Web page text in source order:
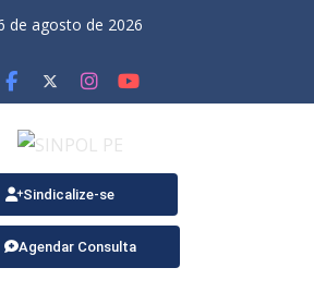
de agosto de 2026
Sindicalize-se
Agendar Consulta